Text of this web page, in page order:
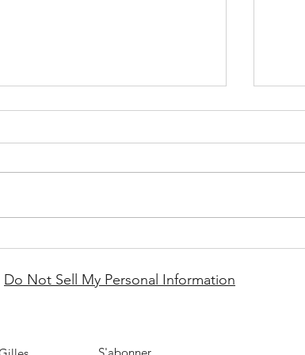
S’émerveiller devant ce lieu
Do Not Sell My Personal Information